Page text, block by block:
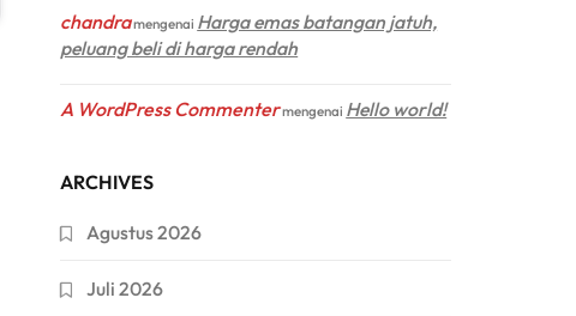
chandramengenai Harga emas batangan jatuh,
peluang beli di harga rendah
A WordPress Commentermengenai Hello world!
ARCHIVES
Agustus 2026
Juli 2026